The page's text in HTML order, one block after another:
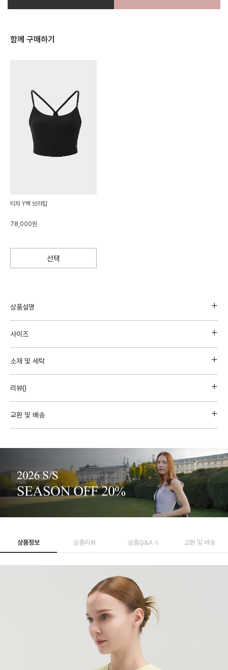
함께 구매하기
티챠 Y백 브라탑
78,000원
선택
상품설명
사이즈
소재 및 세탁
리뷰()
교환 및 배송
상품정보 상품리뷰 상품Q&A 0 교환 및 배송